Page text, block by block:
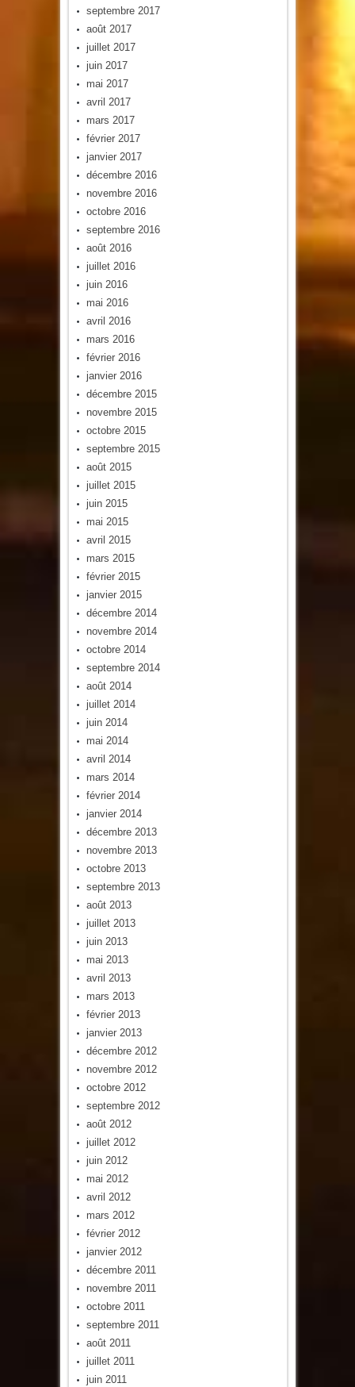
septembre 2017
août 2017
juillet 2017
juin 2017
mai 2017
avril 2017
mars 2017
février 2017
janvier 2017
décembre 2016
novembre 2016
octobre 2016
septembre 2016
août 2016
juillet 2016
juin 2016
mai 2016
avril 2016
mars 2016
février 2016
janvier 2016
décembre 2015
novembre 2015
octobre 2015
septembre 2015
août 2015
juillet 2015
juin 2015
mai 2015
avril 2015
mars 2015
février 2015
janvier 2015
décembre 2014
novembre 2014
octobre 2014
septembre 2014
août 2014
juillet 2014
juin 2014
mai 2014
avril 2014
mars 2014
février 2014
janvier 2014
décembre 2013
novembre 2013
octobre 2013
septembre 2013
août 2013
juillet 2013
juin 2013
mai 2013
avril 2013
mars 2013
février 2013
janvier 2013
décembre 2012
novembre 2012
octobre 2012
septembre 2012
août 2012
juillet 2012
juin 2012
mai 2012
avril 2012
mars 2012
février 2012
janvier 2012
décembre 2011
novembre 2011
octobre 2011
septembre 2011
août 2011
juillet 2011
juin 2011